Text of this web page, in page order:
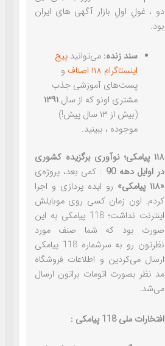
دو ، غولِ اولِ بازار آگهی های ایران
بود.
سند زنده: می‌توانید پیج
اینستاگرام ۱۱۸ اصناف
و
پست‌های آموزشی جذب
مشتری اونو که از سال ۱۳۹۱
(بیش از ۱۳ سال پیش!)
موجوده ، ببینید.
۱۱۸ پیامکی؛ نوآوری برگزیده کشوری
در اوایل دهه 90
: کمی بعد، پروژه‌ی
«۱۱۸ پیامکی»
رو ایده پردازی و اجرا
کردم. اون زمان کسی روی موبایلش
اینترنت نداشت؛ 118 پیامکی به این
صورت بود که شما صنف مورد
نظرتون رو به سرشماره 118 پیامکی
ارسال می‌کردین و اطلاعات فروشگاه
مد نظر بصورت اتومات براتون ارسال
می‌شد.
افتخارات ملی 118 پیامکی :